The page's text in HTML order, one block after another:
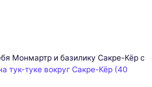
Монмартр и базилику Сакре-Кёр с
тук-туке вокруг Сакре-Кёр (40